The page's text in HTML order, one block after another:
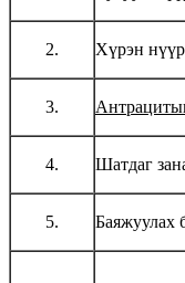
2. Хүрэн
3.
4. Шатдаг
5. Баяжуулах